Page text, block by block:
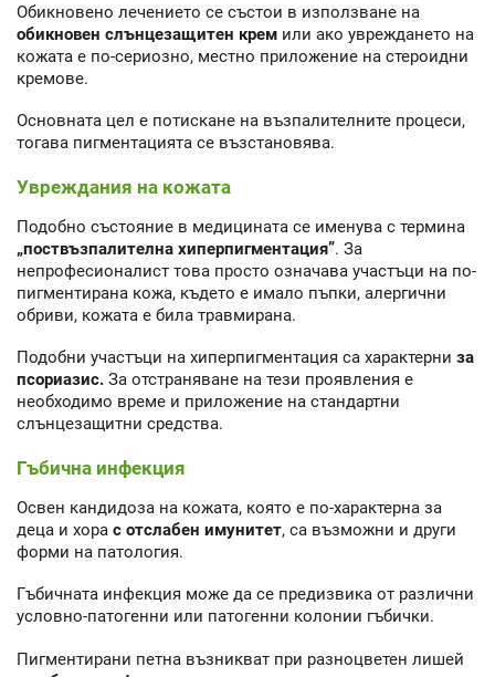
Обикновено лечението се състои в използване на
обикновен слънцезащитен крем или ако увреждането на
кожата е по-сериозно, местно приложение на стероидни
кремове.
Основната цел е потискане на възпалителните процеси,
тогава пигментацията се възстановява.
Увреждания на кожата
Подобно състояние в медицината се именува с термина
„поствъзпалителна хиперпигментация”. За
непрофесионалист това просто означава участъци на по-
пигментирана кожа, където е имало пъпки, алергични
обриви, кожата е била травмирана.
Подобни участъци на хиперпигментация са характерни за
псориазис. За отстраняване на тези проявления е
необходимо време и приложение на стандартни
слънцезащитни средства.
Гъбична инфекция
Освен кандидоза на кожата, която е по-характерна за
деца и хора с отслабен имунитет, са възможни и други
форми на патология.
Гъбичната инфекция може да се предизвика от различни
условно-патогенни или патогенни колонии гъбички.
Пигментирани петна възникват при разноцветен лишей